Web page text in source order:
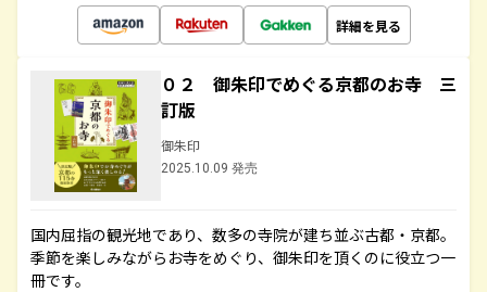
詳細を見る
０２ 御朱印でめぐる京都のお寺 三
訂版
御朱印
2025.10.09 発売
国内屈指の観光地であり、数多の寺院が建ち並ぶ古都・京都。
季節を楽しみながらお寺をめぐり、御朱印を頂くのに役立つ一
冊です。